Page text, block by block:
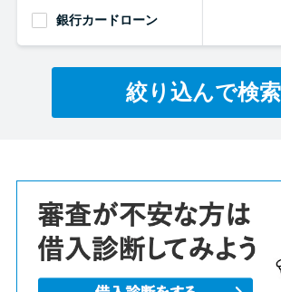
銀行カードローン
絞り込んで検索